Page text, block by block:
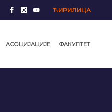
ЋИРИЛИЦА
АСОЦИЈАЦИЈЕ ФАКУЛТЕТ